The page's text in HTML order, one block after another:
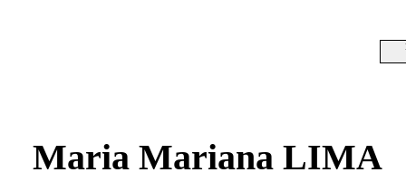
Maria Mariana LIMA